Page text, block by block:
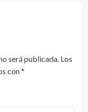
será publicada. Los
con*